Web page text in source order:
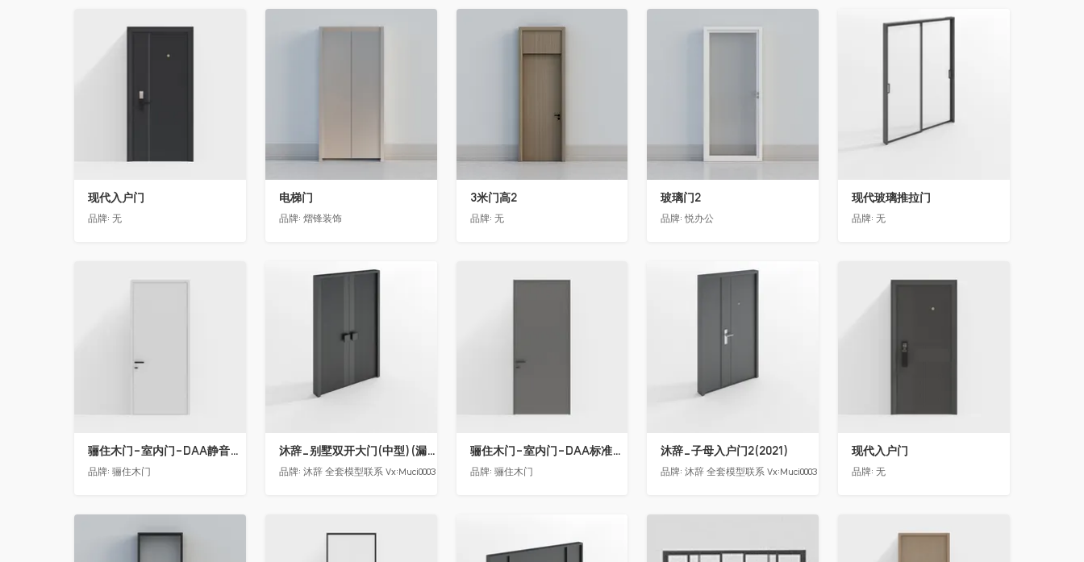
收藏
现代入户门
品牌: 无
收藏
电梯门
品牌: 熠锋装饰
收藏
3米门高2
品牌: 无
收藏
玻璃门2
品牌:悦办公
收藏
现代玻璃推拉门
品牌:无
骊住木门-室内门-DAA静音门-YY漆白色-方形把手
品牌: 骊住木门
沐辞_别墅双开大门(中型)(漏光加厚度)
品牌: 沐辞 全套模型联系 Vx:Muci0003
骊住木门-室内门-DAA标准门-方形把手-2350-灰色
品牌: 骊住木门
沐辞_子母入户门2(2021)
品牌:沐辞 全套模型联系 Vx:Muci0003
收藏
现代入户门
品牌:无
收藏